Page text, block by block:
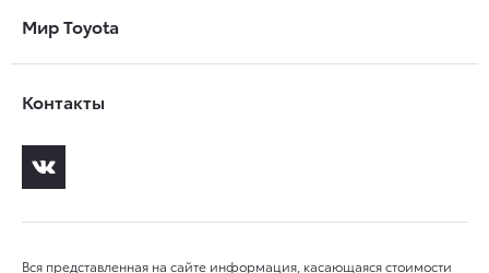
Мир Toyota
Контакты
Вся представленная на сайте информация, касающаяся стоимости